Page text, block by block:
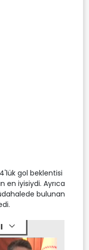
gol beklentisi
en iyisiydi. Ayrıca
bulunan